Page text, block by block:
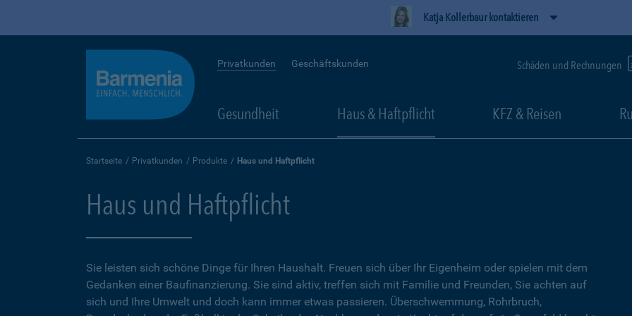
Katja Kollerbaur kontaktieren
Privatkunden Geschäftskunden Schäden und Rechnungen
Gesundheit Haus & Haftpflicht KFZ & Reisen
Startseite Privatkunden Produkte Haus und Haftpflicht
Haus und Haftpflicht
Sie leisten sich schöne Dinge für Ihren Haushalt. Freuen sich über Ihr Eigenheim oder spielen mit dem
Gedanken einer Baufinanzierung. Sie sind aktiv, treffen sich mit Familie und Freunden, Sie achten auf
sich und Ihre Umwelt und doch kann immer etwas passieren. Überschwemmung, Rohrbruch,